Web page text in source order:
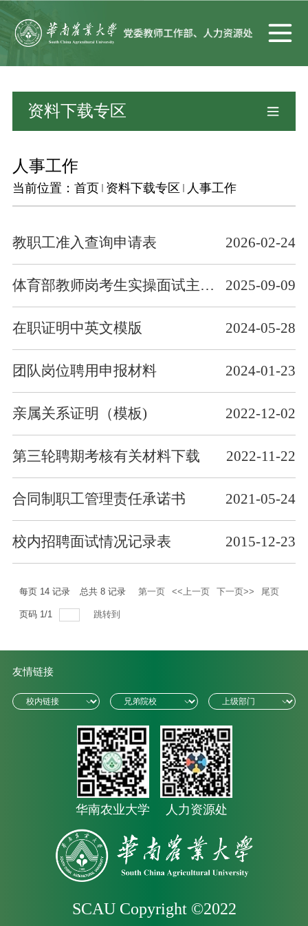
资料下载专区
人事工作
当前位置： 首页 资料下载专区 人事工作
教职工准入查询申请表 2026-02-24
体育部教师岗考生实操面试主项、副项确认单 2025-09-09
在职证明中英文模版 2024-05-28
团队岗位聘用申报材料 2024-01-23
亲属关系证明（模板) 2022-12-02
第三轮聘期考核有关材料下载 2022-11-22
合同制职工管理责任承诺书 2021-05-24
校内招聘面试情况记录表 2015-12-23
每页 14记录 总共 8记录 第一页 <<上一页 下一页>> 尾页
页码 1 /1 跳转到
友情链接
华南农业大学 人力资源处
SCAU Copyright ©2022